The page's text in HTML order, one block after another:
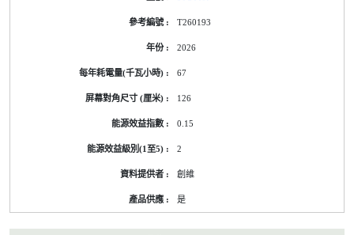
T260193
2026
67
126
0.15
2
創維
是